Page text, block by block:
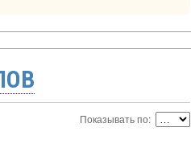
Показывать по: